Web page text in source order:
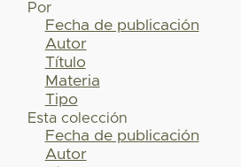
Por
Fecha de publicación
Autor
Título
Materia
Tipo
Esta colección
Fecha de publicación
Autor